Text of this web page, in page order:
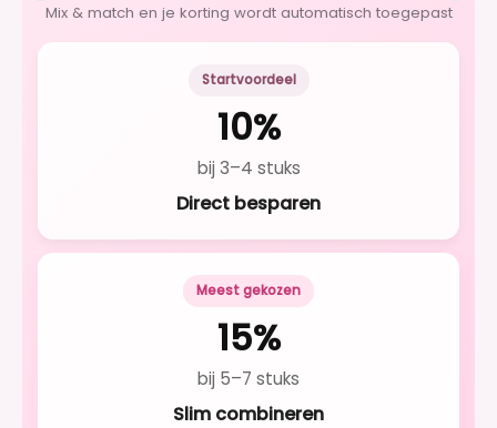
Mix & match en je korting wordt automatisch toegepast
Startvoordeel
10%
bij 3–4 stuks
Direct besparen
Meest gekozen
15%
bij 5–7 stuks
Slim combineren